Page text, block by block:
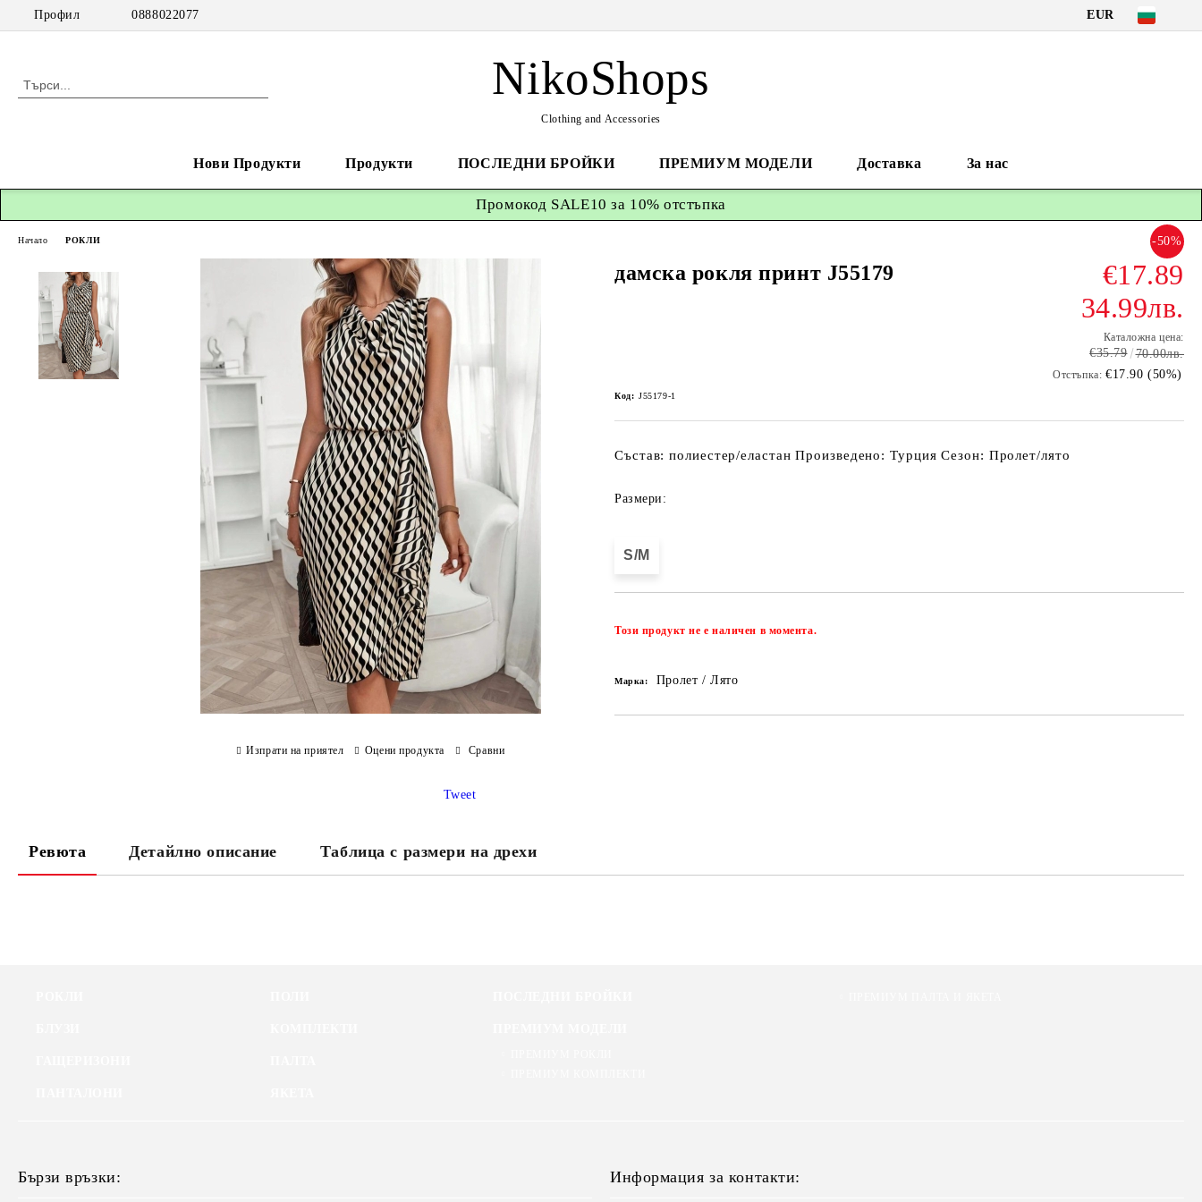
Профил 0888022077 EUR
NikoShops
Clothing and Accessories
Нови Продукти Продукти ПОСЛЕДНИ БРОЙКИ ПРЕМИУМ МОДЕЛИ Доставка За нас
Промокод SALE10 за 10% отстъпка
Начало РОКЛИ
дамска рокля принт J55179
-50%
€17.89
34.99лв.
Каталожна цена:
€35.79 70.00лв.
Отстъпка: €17.90 (50%)
Код: J55179-1
Състав: полиестер/еластан Произведено: Турция Сезон: Пролет/лято
Размери:
S/M
Този продукт не е наличен в момента.
Марка: Пролет / Лято
Изпрати на приятел Оцени продукта Сравни
Tweet
Ревюта Детайлно описание Таблица с размери на дрехи
Бързи връзки: Информация за контакти: